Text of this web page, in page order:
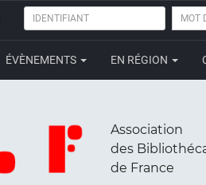
IDENTIFIANT
MOT
ÉVÈNEMENTS EN RÉGION
Association
des
de France